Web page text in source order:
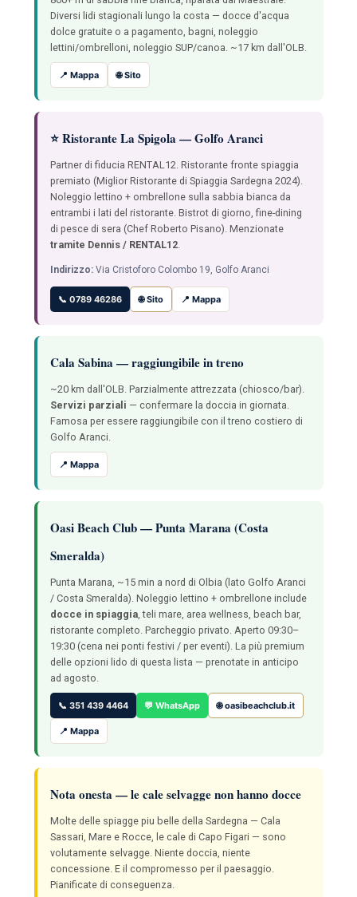
Diversi lidi stagionali lungo la costa — docce d'acqua
dolce gratuite o a pagamento, bagni, noleggio
lettini/ombrelloni, noleggio SUP/canoa. ~17 km dall'OLB.
📍 Mappa 🌐 Sito
⭐ Ristorante La Spigola — Golfo Aranci
Partner di fiducia RENTAL12. Ristorante fronte spiaggia
premiato (Miglior Ristorante di Spiaggia Sardegna 2024).
Noleggio lettino + ombrellone sulla sabbia bianca da
entrambi i lati del ristorante. Bistrot di giorno, fine-dining
di pesce di sera (Chef Roberto Pisano). Menzionate
tramite Dennis / RENTAL12.
Indirizzo:Via Cristoforo Colombo 19, Golfo Aranci
📞 0789 46286 🌐 Sito 📍 Mappa
Cala Sabina — raggiungibile in treno
~20 km dall'OLB. Parzialmente attrezzata (chiosco/bar).
Servizi parziali — confermare la doccia in giornata.
Famosa per essere raggiungibile con il treno costiero di
Golfo Aranci.
📍 Mappa
Oasi Beach Club — Punta Marana (Costa
Smeralda)
Punta Marana, ~15 min a nord di Olbia (lato Golfo Aranci
/ Costa Smeralda). Noleggio lettino + ombrellone include
docce in spiaggia, teli mare, area wellness, beach bar,
ristorante completo. Parcheggio privato. Aperto 09:30–
19:30 (cena nei ponti festivi / per eventi). La più premium
delle opzioni lido di questa lista — prenotate in anticipo
ad agosto.
📞 351 439 4464 💬 WhatsApp 🌐 oasibeachclub.it
📍 Mappa
Nota onesta — le cale selvagge non hanno docce
Molte delle spiagge piu belle della Sardegna — Cala
Sassari, Mare e Rocce, le cale di Capo Figari — sono
volutamente selvagge. Niente doccia, niente
concessione. E il compromesso per il paesaggio.
Pianificate di conseguenza.